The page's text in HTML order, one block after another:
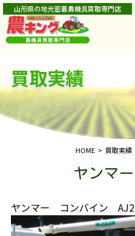
山形県の地元密着農機具買取専門店
買取実績
HOME 買取実績
ヤンマ
ヤンマー コンバイン